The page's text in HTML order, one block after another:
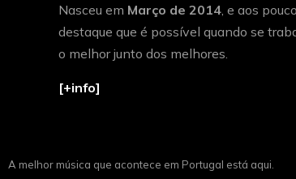
Nasceu em Março de 2014 , e aos
destaque que é possível quando se
o melhor junto dos melhores.
[+info]
A melhor música que acontece em Portugal está aqui.